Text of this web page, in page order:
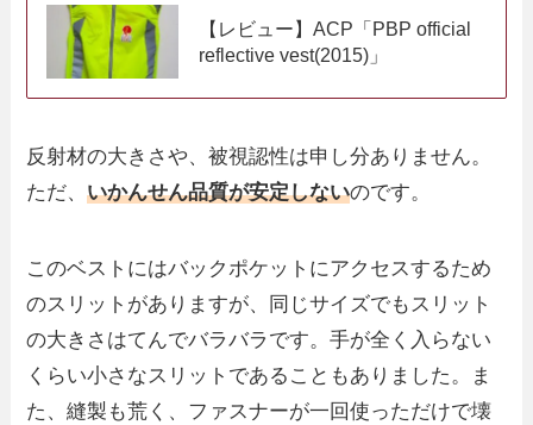
【レビュー】ACP「PBP official
reflective vest(2015)」
反射材の大きさや、被視認性は申し分ありません。
ただ、いかんせん品質が安定しないのです。
このベストにはバックポケットにアクセスするため
のスリットがありますが、同じサイズでもスリット
の大きさはてんでバラバラです。手が全く入らない
くらい小さなスリットであることもありました。ま
た、縫製も荒く、ファスナーが一回使っただけで壊